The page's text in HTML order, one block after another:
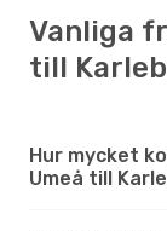
Vanliga
till
Hur mycket
Umeå till